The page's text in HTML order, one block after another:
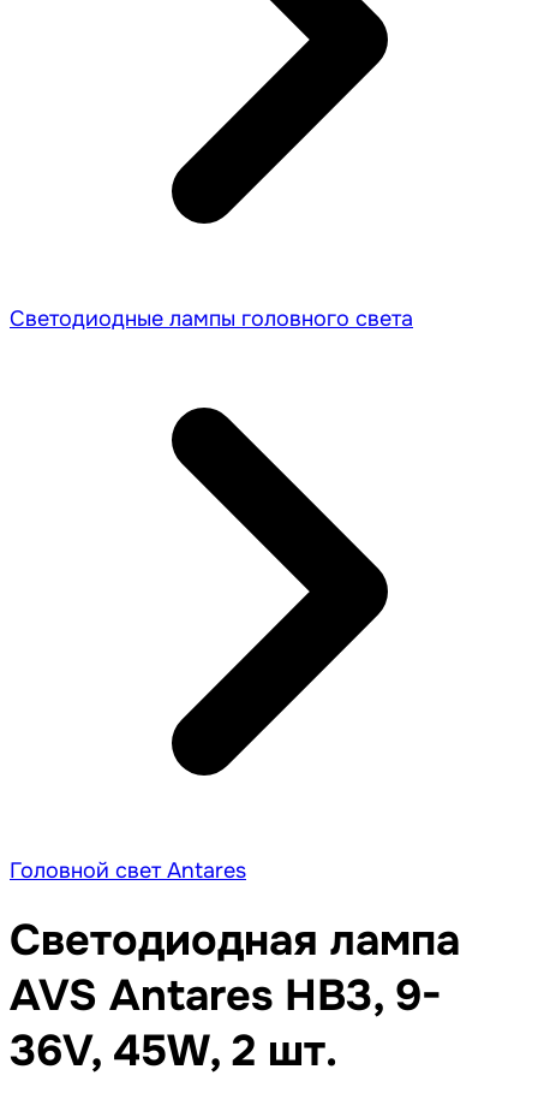
Светодиодные лампы головного света
Головной свет Antares
Светодиодная лампа
AVS Antares HВ3, 9-
36V, 45W, 2 шт.